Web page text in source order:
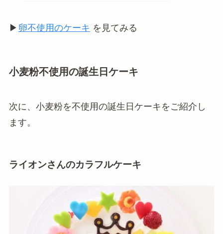
▶︎ 卵不使用のケーキ を見てみる
小麦粉不使用の誕生日ケーキ
次に、小麦粉を不使用の誕生日ケーキをご紹介し
ます。
ライオンさんのカラフルケーキ